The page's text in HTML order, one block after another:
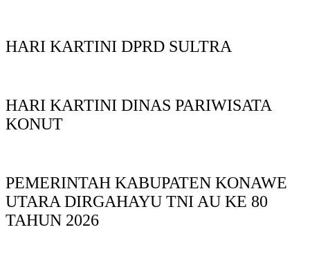
HARI KARTINI DPRD SULTRA
HARI KARTINI DINAS PARIWISATA
KONUT
PEMERINTAH KABUPATEN KONAWE
UTARA DIRGAHAYU TNI AU KE 80
TAHUN 2026